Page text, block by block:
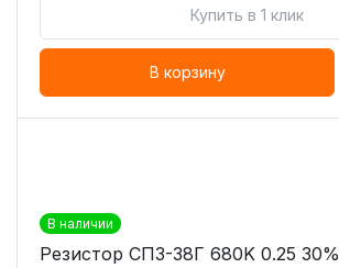
Купить в 1 клик
В корзину
В наличии
Резистор СП3-38Г 680K 0.25 30%